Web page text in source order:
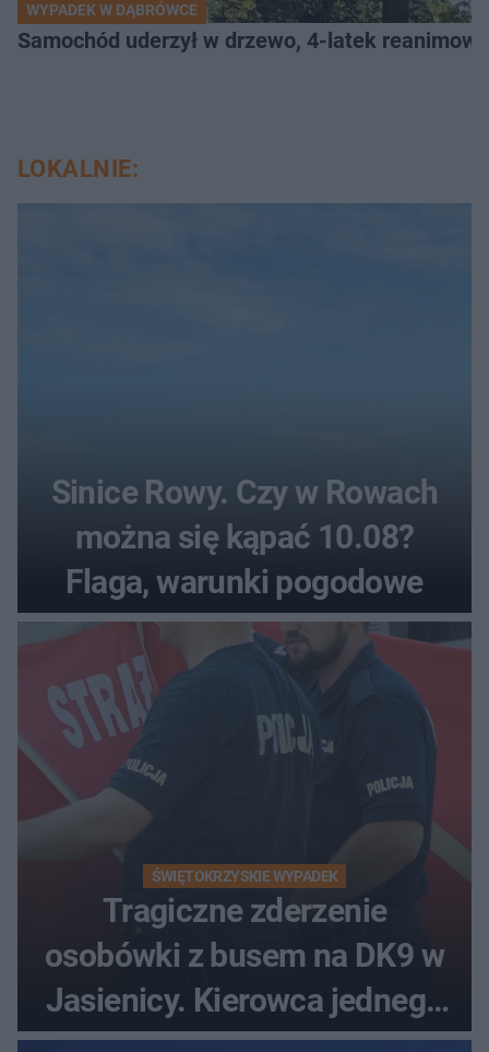
WYPADEK W DĄBRÓWCE
Samochód uderzył w drzewo, 4-latek
LOKALNIE:
Sinice Rowy. Czy w Rowach
można się kąpać 10.08?
Flaga, warunki pogodowe
ŚWIĘTOKRZYSKIE WYPADEK
Tragiczne zderzenie
osobówki z busem na DK9 w
Jasienicy. Kierowca jednego